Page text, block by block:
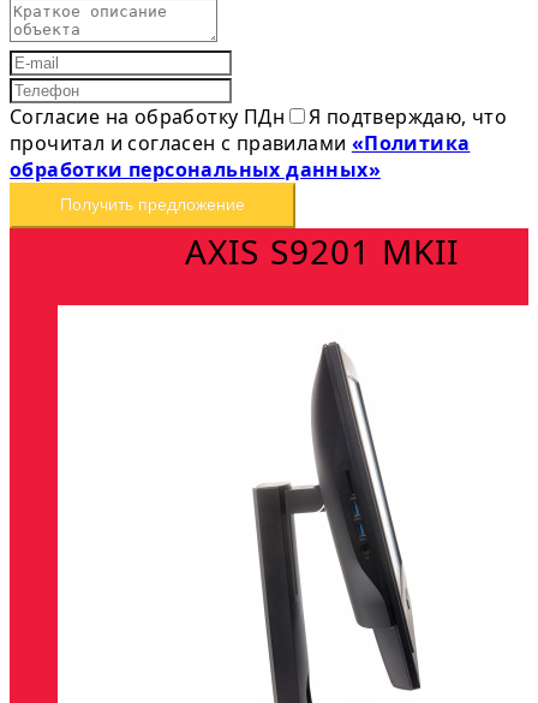
Согласие на обработку ПДн
Я подтверждаю, что
прочитал и согласен с правилами «Политика
обработки персональных данных»
Получить предложение
AXIS S9201 MKII